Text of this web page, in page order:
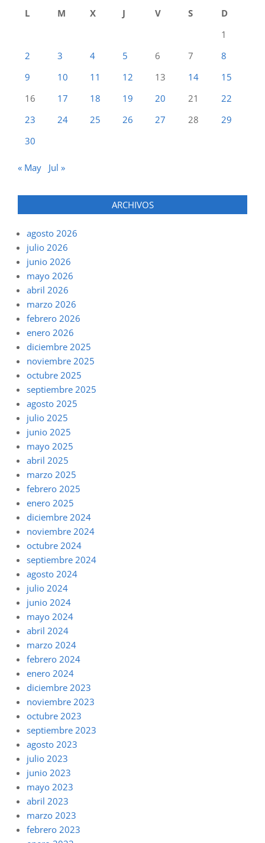
L
M X J V S
D
1
2
3 4 5 6 7
8
9
10 11 12 13 14
15
16
17 18 19 20 21
22
23
24 25 26 27 28
29
30
« May Jul »
ARCHIVOS
agosto 2026
julio 2026
junio 2026
mayo 2026
abril 2026
marzo 2026
febrero 2026
enero 2026
diciembre 2025
noviembre 2025
octubre 2025
septiembre 2025
agosto 2025
julio 2025
junio 2025
mayo 2025
abril 2025
marzo 2025
febrero 2025
enero 2025
diciembre 2024
noviembre 2024
octubre 2024
septiembre 2024
agosto 2024
julio 2024
junio 2024
mayo 2024
abril 2024
marzo 2024
febrero 2024
enero 2024
diciembre 2023
noviembre 2023
octubre 2023
septiembre 2023
agosto 2023
julio 2023
junio 2023
mayo 2023
abril 2023
marzo 2023
febrero 2023